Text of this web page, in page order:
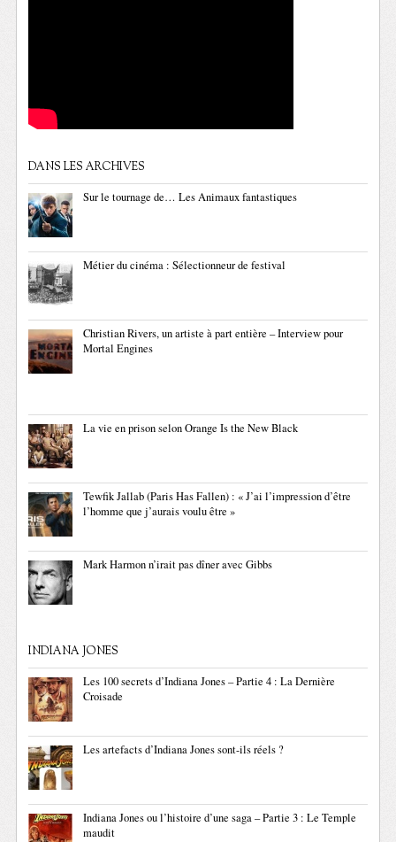
DANS LES ARCHIVES
Sur le tournage de… Les Animaux fantastiques
Métier du cinéma : Sélectionneur de festival
Christian Rivers, un artiste à part entière – Interview pour
Mortal Engines
La vie en prison selon Orange Is the New Black
Tewfik Jallab (Paris Has Fallen) : « J’ai l’impression d’être
l’homme que j’aurais voulu être »
Mark Harmon n’irait pas dîner avec Gibbs
INDIANA JONES
Les 100 secrets d’Indiana Jones – Partie 4 : La Dernière
Croisade
Les artefacts d’Indiana Jones sont-ils réels ?
Indiana Jones ou l’histoire d’une saga – Partie 3 : Le Temple
maudit